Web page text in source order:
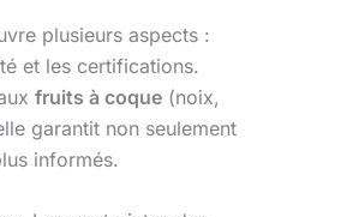
plusieurs aspects :
et les certifications.
fruits à coque (noix,
garantit non seulement
informés.